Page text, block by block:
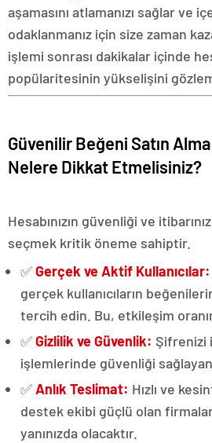
aşamasını atlamanızı sağlar ve
odaklanmanız için size zaman
işlemi sonrası dakikalar içinde
popülaritesinin yükselişini
Güvenilir Beğeni Satın
Nelere Dikkat Etmelisiniz?
Hesabınızın güvenliği ve
seçmek kritik öneme sahiptir.
✅Gerçek ve Aktif Kullanıcılar:
gerçek kullanıcıların
tercih edin. Bu, etkileşim
✅Gizlilik ve Güvenlik: Şifrenizi
işlemlerinde güvenliği sağlayan
✅Anlık Teslimat: Hızlı ve
destek ekibi güçlü olan
yanınızda olacaktır.